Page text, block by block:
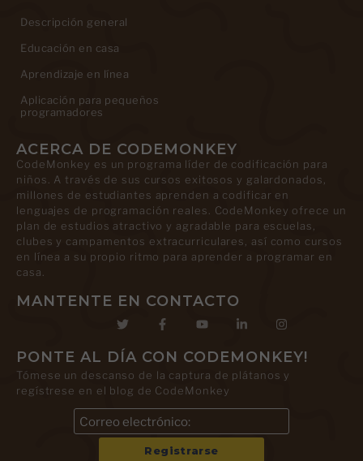
Descripción general
Educación en casa
Aprendizaje en línea
Aplicación para pequeños
programadores
ACERCA DE CODEMONKEY
CodeMonkey es un programa líder de codificación para
niños. A través de sus cursos exitosos y galardonados,
millones de estudiantes aprenden a codificar en
lenguajes de programación reales. CodeMonkey ofrece un
plan de estudios atractivo y agradable para escuelas,
clubes y campamentos extracurriculares, así como cursos
en línea a su propio ritmo para aprender a programar en
casa.
MANTENTE EN CONTACTO
PONTE AL DÍA CON CODEMONKEY!
Tómese un descanso de la captura de plátanos y
regístrese en el blog de CodeMonkey